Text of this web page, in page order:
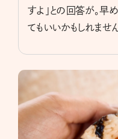
すよ」との回答が。早
てもいいかもしれません